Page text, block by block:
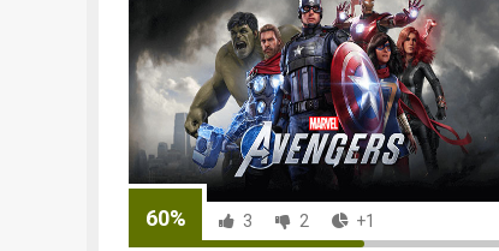
60% 3 2 +1